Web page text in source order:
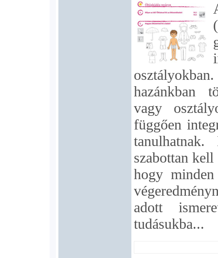
hazánkban
vagy
függően
szabottan
hogy
adott
tudásukba...